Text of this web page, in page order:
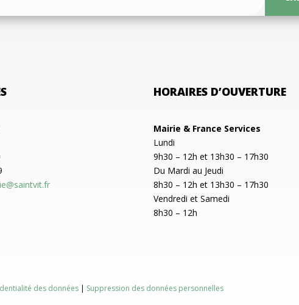
HORAIRES D’OUVERTURE
Mairie & France Services
Lundi
9h30 – 12h et 13h30 – 17h30
Du Mardi au Jeudi
8h30 – 12h et 13h30 – 17h30
Vendredi et Samedi
8h30 – 12h
des données | Suppression des données personnelles